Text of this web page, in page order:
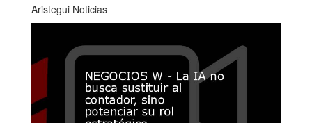
Aristegui Noticias